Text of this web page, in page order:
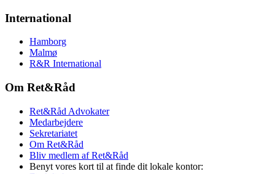
International
Hamborg
Malmø
R&R International
Om Ret&Råd
Ret&Råd Advokater
Medarbejdere
Sekretariatet
Om Ret&Råd
Bliv medlem af Ret&Råd
Benyt vores kort til at finde dit lokale kontor: